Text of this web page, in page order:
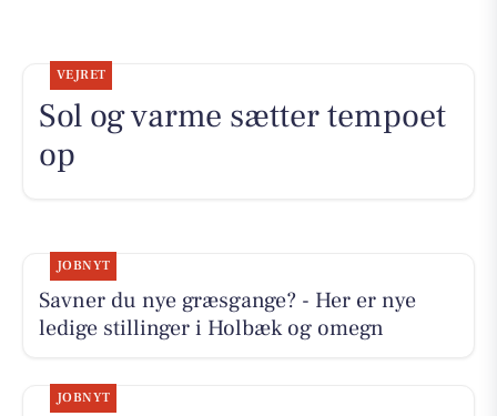
VEJRET
Sol og varme sætter tempoet
op
JOBNYT
Savner du nye græsgange? - Her er nye
ledige stillinger i Holbæk og omegn
JOBNYT